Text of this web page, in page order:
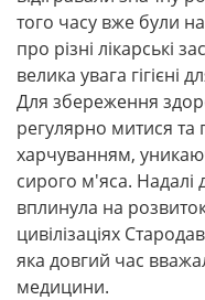
того часу вже були
про різні лікарські
велика увага
Для збереження
регулярно митися та
харчуванням,
сирого м'яса. Надалі
вплинула на
цивілізаціях
яка довгий час
медицини.